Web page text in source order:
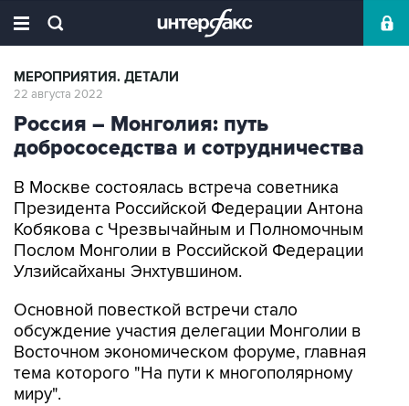
МЕРОПРИЯТИЯ. ДЕТАЛИ
22 августа 2022
Россия – Монголия: путь
добрососедства и сотрудничества
В Москве состоялась встреча советника
Президента Российской Федерации Антона
Кобякова с Чрезвычайным и Полномочным
Послом Монголии в Российской Федерации
Улзийсайханы Энхтувшином.
Основной повесткой встречи стало
обсуждение участия делегации Монголии в
Восточном экономическом форуме, главная
тема которого "На пути к многополярному
миру".